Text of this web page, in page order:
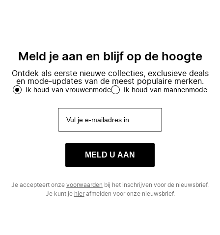
Meld je aan en blijf op de hoogte
Ontdek als eerste nieuwe collecties, exclusieve deals
en mode-updates van de meest populaire merken.
Ik houd van vrouwenmode Ik houd van mannenmode
MELD U AAN
Je accepteert onze voorwaarden bij het inschrijven voor de nieuwsbrief.
Je kunt je hierafmelden voor onze nieuwsbrief.